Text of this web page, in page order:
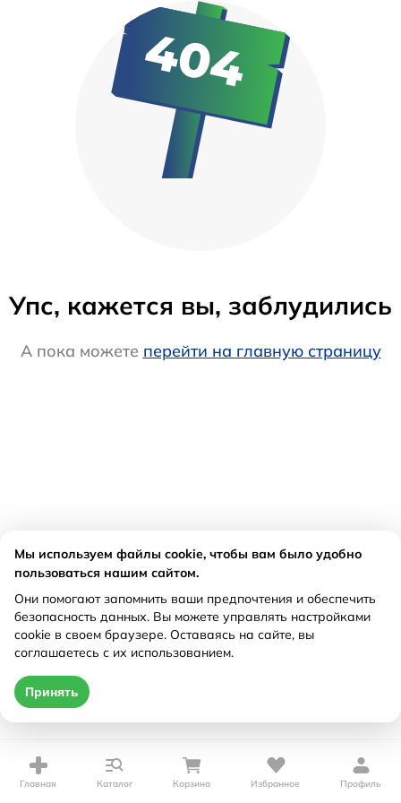
Упс, кажется вы, заблудились
А пока можете перейти на главную страницу
Главная Каталог Корзина Избранное Профиль
Мы используем файлы cookie, чтобы вам было удобно
пользоваться нашим сайтом.
Они помогают запомнить ваши предпочтения и обеспечить
безопасность данных. Вы можете управлять настройками
cookie в своем браузере. Оставаясь на сайте, вы
соглашаетесь с их использованием.
Принять